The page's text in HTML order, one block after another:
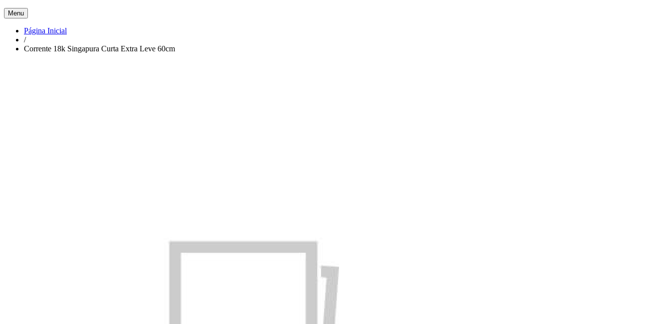
Menu
Página Inicial
/
Corrente 18k Singapura Curta Extra Leve 60cm